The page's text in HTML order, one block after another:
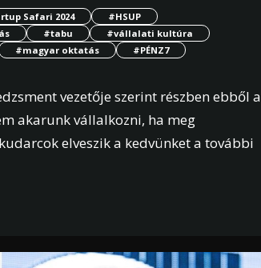
Safari 2024
#HSUP
#tabu
#vállalati kultúra
#magyar oktatás
#PÉNZ7
vezetője szerint részben ebből a
akarunk vállalkozni, ha meg
elveszik a kedvünket a további